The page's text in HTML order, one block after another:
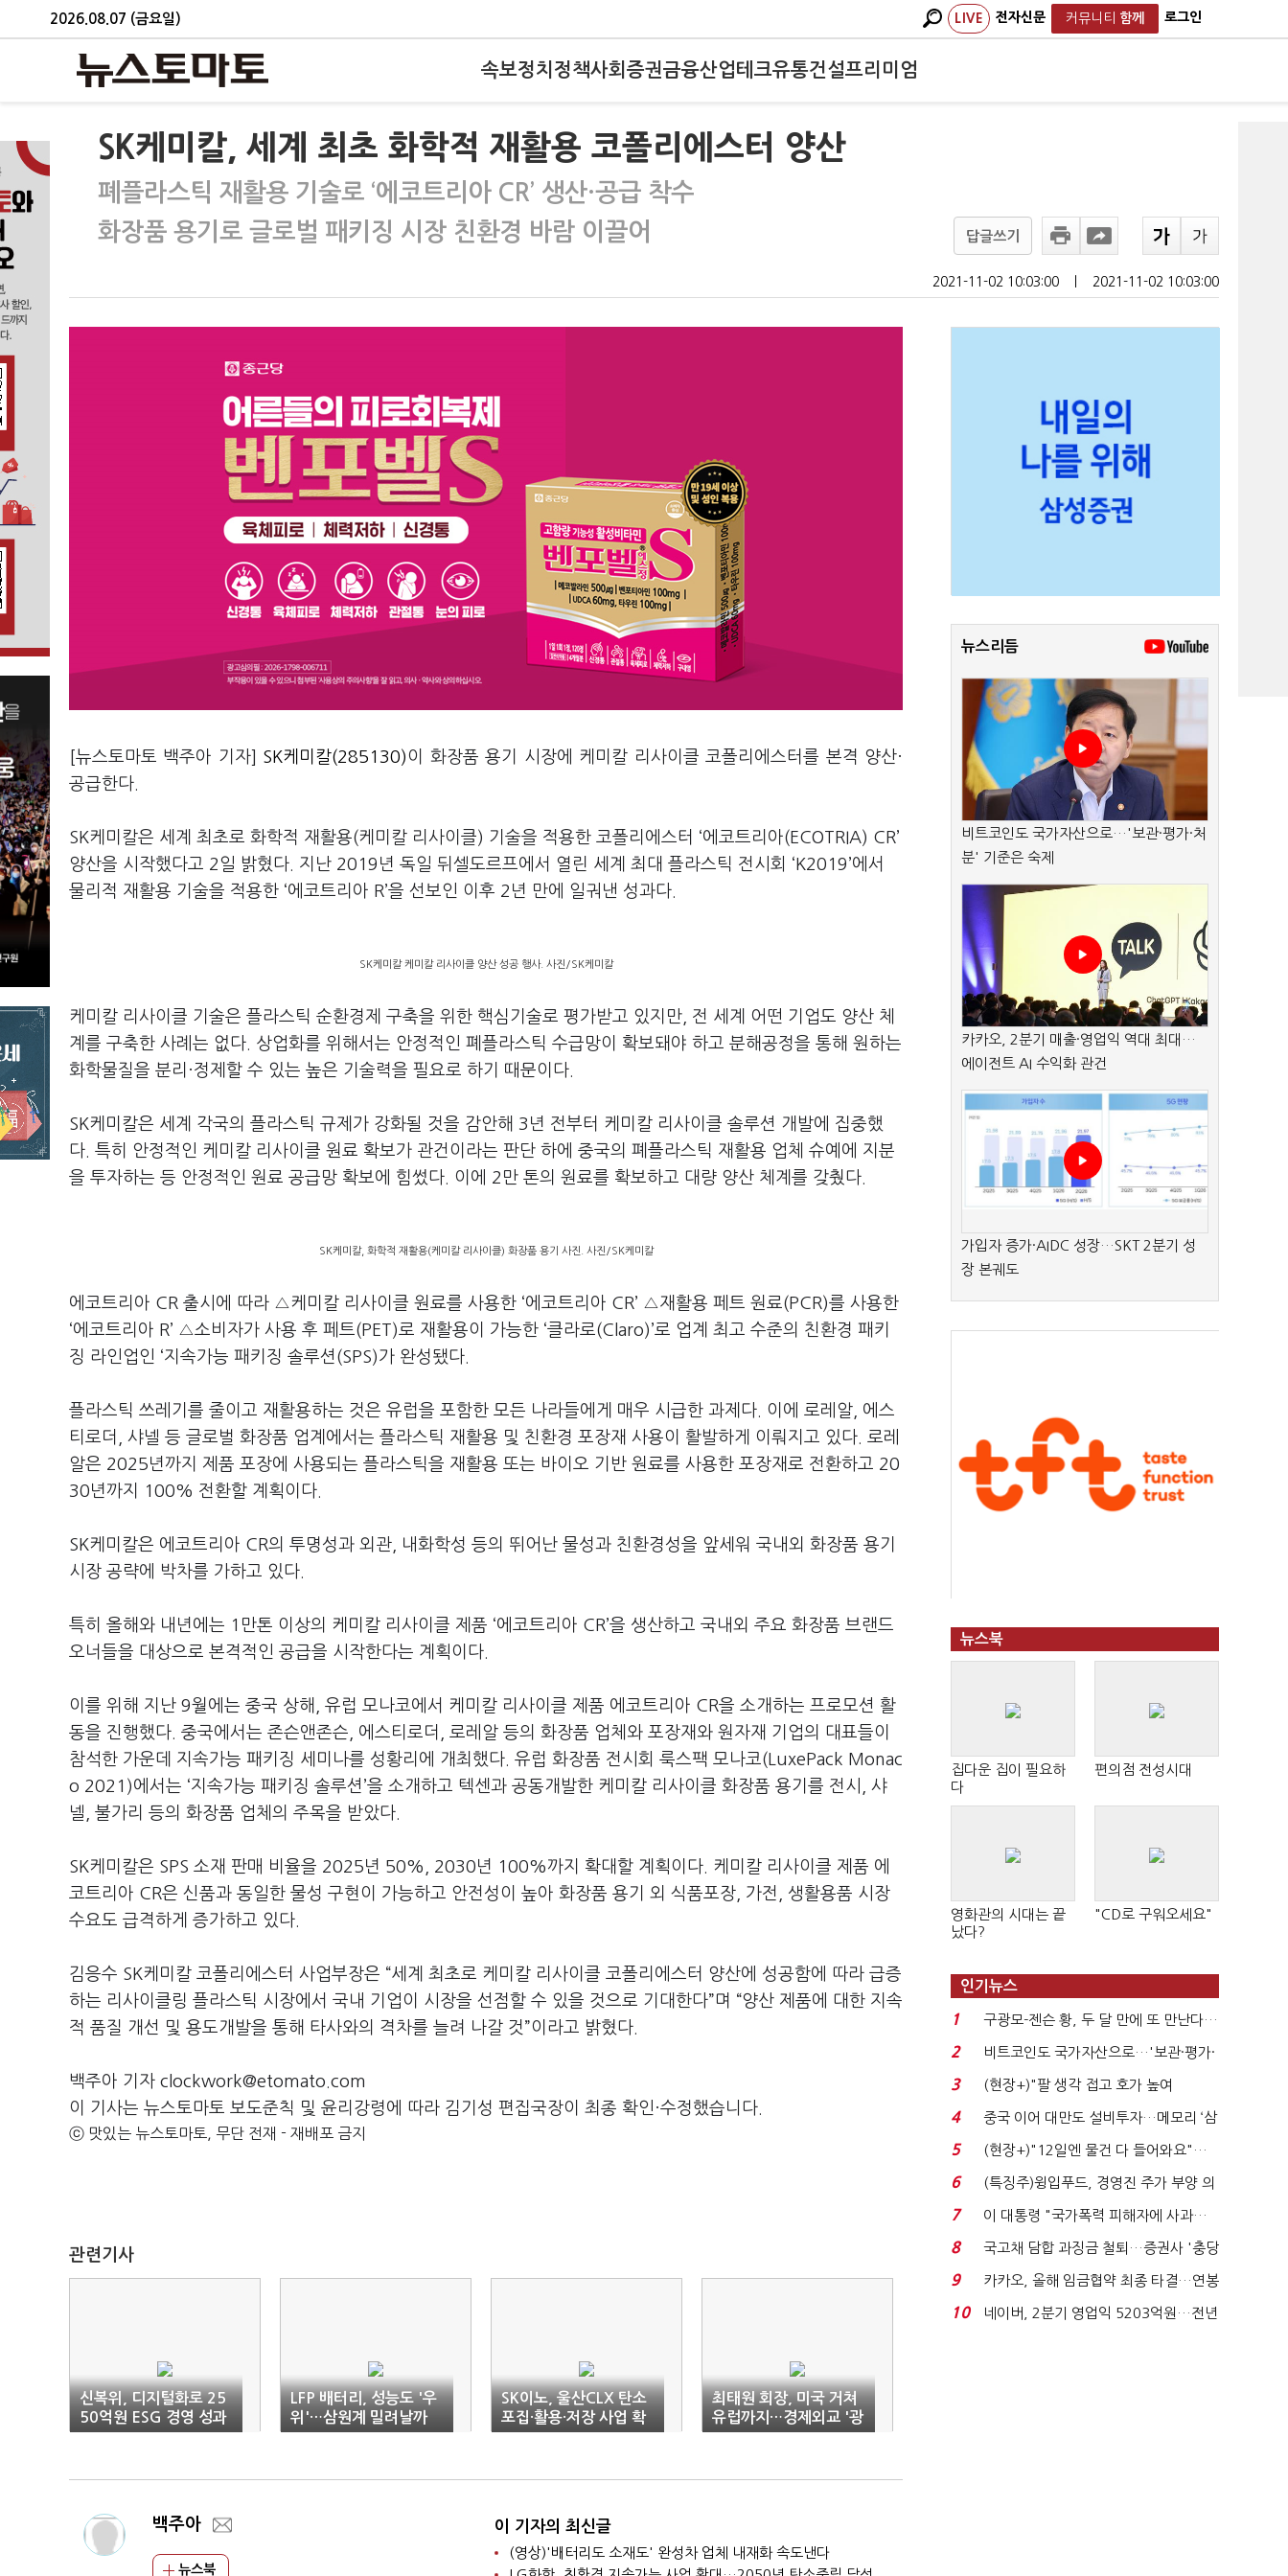
2026.08.07 (금요일) LIVE 전자신문 커뮤니티 함께 로그인
속보정치 정책사회 증권금융산업테크유통건설프리미엄
SK케미칼, 세계 최초 화학적 재활용 코폴리에스터 양산
폐플라스틱 재활용 기술로 ‘에코트리아 CR’ 생산·공급 착수
화장품 용기로 글로벌 패키징 시장 친환경 바람 이끌어
답글쓰기
2021-11-02 10:03:00 2021-11-02 10:03:00
[뉴스토마토 백주아 기자] SK케미칼(285130)이 화장품 용기 시장에 케미칼 리사이클 코폴리에스터를 본격 양산·
공급한다.
SK케미칼은 세계 최초로 화학적 재활용(케미칼 리사이클) 기술을 적용한 코폴리에스터 ‘에코트리아(ECOTRIA) CR’
양산을 시작했다고 2일 밝혔다. 지난 2019년 독일 뒤셀도르프에서 열린 세계 최대 플라스틱 전시회 ‘K2019’에서
물리적 재활용 기술을 적용한 ‘에코트리아 R’을 선보인 이후 2년 만에 일궈낸 성과다.
SK케미칼 케미칼 리사이클 양산 성공 행사. 사진/SK케미칼
케미칼 리사이클 기술은 플라스틱 순환경제 구축을 위한 핵심기술로 평가받고 있지만, 전 세계 어떤 기업도 양산 체
계를 구축한 사례는 없다. 상업화를 위해서는 안정적인 폐플라스틱 수급망이 확보돼야 하고 분해공정을 통해 원하는
화학물질을 분리·정제할 수 있는 높은 기술력을 필요로 하기 때문이다.
SK케미칼은 세계 각국의 플라스틱 규제가 강화될 것을 감안해 3년 전부터 케미칼 리사이클 솔루션 개발에 집중했
다. 특히 안정적인 케미칼 리사이클 원료 확보가 관건이라는 판단 하에 중국의 폐플라스틱 재활용 업체 슈예에 지분
을 투자하는 등 안정적인 원료 공급망 확보에 힘썼다. 이에 2만 톤의 원료를 확보하고 대량 양산 체계를 갖췄다.
SK케미칼, 화학적 재활용(케미칼 리사이클) 화장품 용기 사진. 사진/SK케미칼
에코트리아 CR 출시에 따라 △케미칼 리사이클 원료를 사용한 ‘에코트리아 CR’ △재활용 페트 원료(PCR)를 사용한
‘에코트리아 R’ △소비자가 사용 후 페트(PET)로 재활용이 가능한 ‘클라로(Claro)’로 업계 최고 수준의 친환경 패키
징 라인업인 ‘지속가능 패키징 솔루션(SPS)가 완성됐다.
플라스틱 쓰레기를 줄이고 재활용하는 것은 유럽을 포함한 모든 나라들에게 매우 시급한 과제다. 이에 로레알, 에스
티로더, 샤넬 등 글로벌 화장품 업계에서는 플라스틱 재활용 및 친환경 포장재 사용이 활발하게 이뤄지고 있다. 로레
알은 2025년까지 제품 포장에 사용되는 플라스틱을 재활용 또는 바이오 기반 원료를 사용한 포장재로 전환하고 20
30년까지 100% 전환할 계획이다.
SK케미칼은 에코트리아 CR의 투명성과 외관, 내화학성 등의 뛰어난 물성과 친환경성을 앞세워 국내외 화장품 용기
시장 공략에 박차를 가하고 있다.
특히 올해와 내년에는 1만톤 이상의 케미칼 리사이클 제품 ‘에코트리아 CR’을 생산하고 국내외 주요 화장품 브랜드
오너들을 대상으로 본격적인 공급을 시작한다는 계획이다.
이를 위해 지난 9월에는 중국 상해, 유럽 모나코에서 케미칼 리사이클 제품 에코트리아 CR을 소개하는 프로모션 활
동을 진행했다. 중국에서는 존슨앤존슨, 에스티로더, 로레알 등의 화장품 업체와 포장재와 원자재 기업의 대표들이
참석한 가운데 지속가능 패키징 세미나를 성황리에 개최했다. 유럽 화장품 전시회 룩스팩 모나코(LuxePack Monac
o 2021)에서는 ‘지속가능 패키징 솔루션’을 소개하고 텍센과 공동개발한 케미칼 리사이클 화장품 용기를 전시, 샤
넬, 불가리 등의 화장품 업체의 주목을 받았다.
SK케미칼은 SPS 소재 판매 비율을 2025년 50%, 2030년 100%까지 확대할 계획이다. 케미칼 리사이클 제품 에
코트리아 CR은 신품과 동일한 물성 구현이 가능하고 안전성이 높아 화장품 용기 외 식품포장, 가전, 생활용품 시장
수요도 급격하게 증가하고 있다.
김응수 SK케미칼 코폴리에스터 사업부장은 “세계 최초로 케미칼 리사이클 코폴리에스터 양산에 성공함에 따라 급증
하는 리사이클링 플라스틱 시장에서 국내 기업이 시장을 선점할 수 있을 것으로 기대한다”며 “양산 제품에 대한 지속
적 품질 개선 및 용도개발을 통해 타사와의 격차를 늘려 나갈 것”이라고 밝혔다.
백주아 기자 clockwork@etomato.com
이 기사는 뉴스토마토 보도준칙 및 윤리강령에 따라 김기성 편집국장이 최종 확인·수정했습니다.
ⓒ 맛있는 뉴스토마토, 무단 전재 - 재배포 금지
관련기사
신복위, 디지털화로 25
50억원 ESG 경영 성과
창출
LFP 배터리, 성능도 '우
위'…삼원계 밀려날까
SK이노, 울산CLX 탄소
포집·활용·저장 사업 확
장
최태원 회장, 미국 거쳐
유럽까지…경제외교 '광
폭 행보'
백주아
뉴스북
이 기자의 최신글
(영상)'배터리도 소재도' 완성차 업체 내재화 속도낸다
뉴스리듬
비트코인도 국가자산으로…'보관·평가·처
분' 기준은 숙제
카카오, 2분기 매출·영업익 역대 최대…
에이전트 AI 수익화 관건
가입자 증가·AIDC 성장…SKT 2분기 성
장 본궤도
뉴스북
집다운 집이 필요하
다
편의점 전성시대
영화관의 시대는 끝
났다?
"CD로 구워오세요"
인기뉴스
1
구광모-젠슨 황, 두 달 만에 또 만난다…
로봇·AI 등 논...
2
비트코인도 국가자산으로…'보관·평가·
처분' 기준은 ...
3
(현장+)"팔 생각 접고 호가 높여
요"…'덜 똘똘한 한 채' 20...
4
중국 이어 대만도 설비투자…메모리 ‘삼
국전쟁’
5
(현장+)"12일엔 물건 다 들어와요"…
빈 매대 채우며 문 연 ...
6
(특징주)윙입푸드, 경영진 주가 부양 의
지에 상한가...
7
이 대통령 "국가폭력 피해자에 사과…
적극적 조사로 진...
8
국고채 담합 과징금 철퇴…증권사 '충당
금 폭탄' 우려...
9
카카오, 올해 임금협약 최종 타결…연봉
6.3% 인상·격려...
10
네이버, 2분기 영업익 5203억원…전년